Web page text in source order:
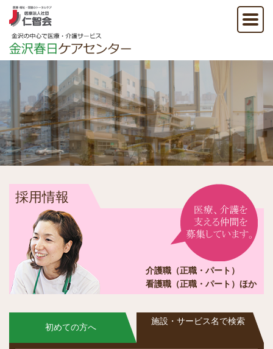
採用情報
介護職（正職・パート）
看護職（正職・パート）ほか
初めての方へ
施設・サービス名で検索